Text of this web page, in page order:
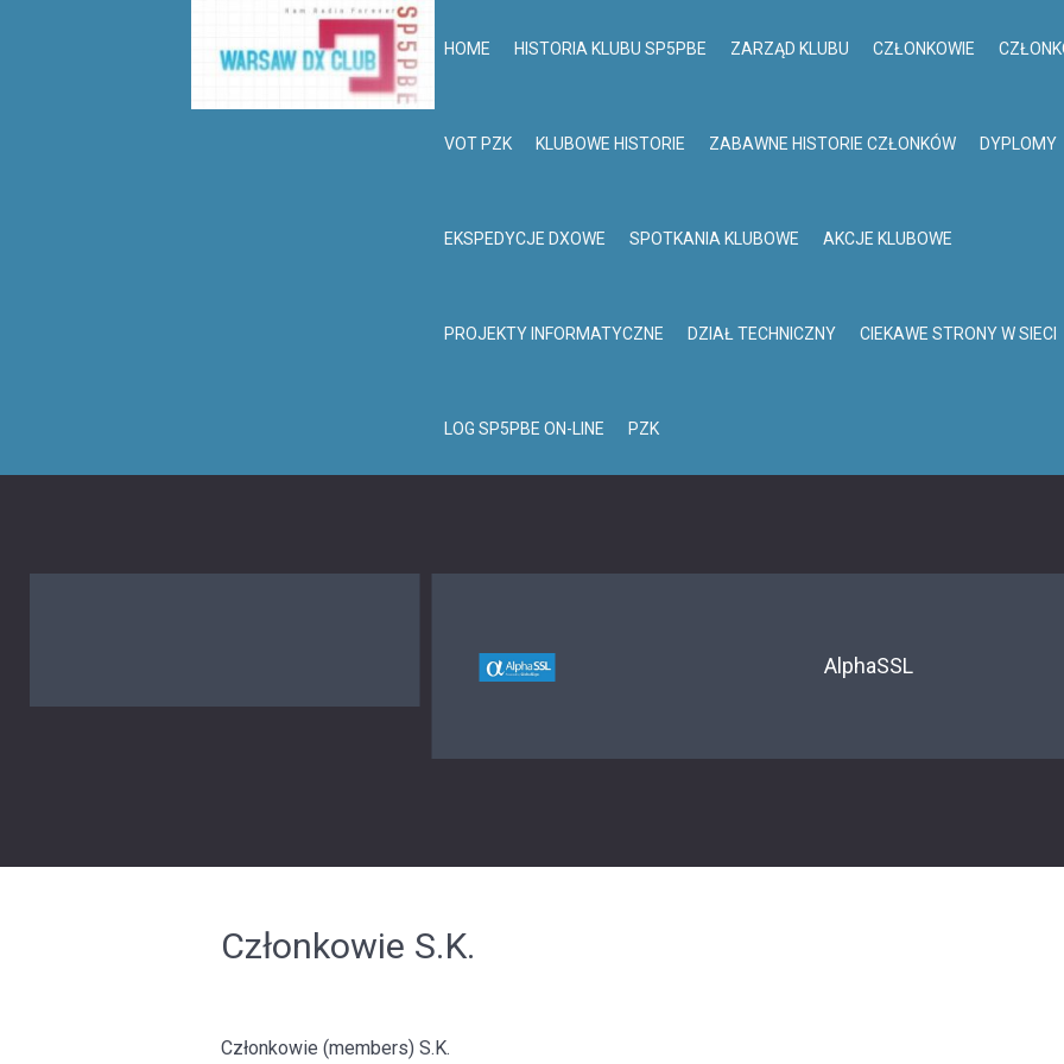
HOME HISTORIA KLUBU SP5PBE ZARZĄD KLUBU CZŁONKOWIE
VOT PZK KLUBOWE HISTORIE ZABAWNE HISTORIE CZŁONKÓW DYPLOMY
EKSPEDYCJE DXOWE SPOTKANIA KLUBOWE AKCJE KLUBOWE
PROJEKTY INFORMATYCZNE DZIAŁ TECHNICZNY CIEKAWE STRONY W SIECI
LOG SP5PBE ON-LINE PZK
AlphaSSL
Członkowie S.K.
Członkowie (members) S.K.